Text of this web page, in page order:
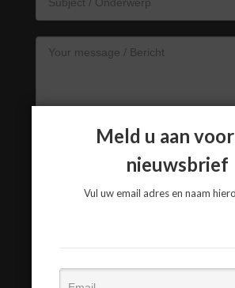
Meld u aan
nieuwsbrief
Vul uw email adres en naam